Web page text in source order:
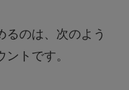
るのは、次のよう
トです。